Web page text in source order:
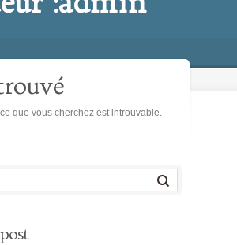
que vous cherchez est introuvable.